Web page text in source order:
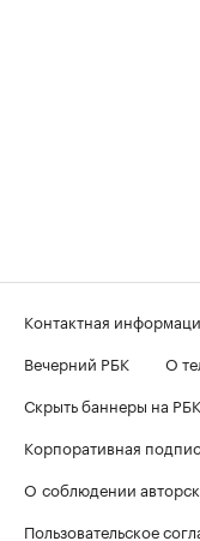
Контактная
Вечерний РБК
О
Скрыть баннеры на РБК
Корпоративная
О соблюдении
Пользовательское